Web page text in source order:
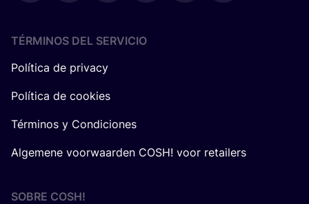
TÉRMINOS DEL SERVICIO
Política de privacy
Política de cookies
Términos y Condiciones
Algemene voorwaarden COSH! voor retailers
SOBRE COSH!